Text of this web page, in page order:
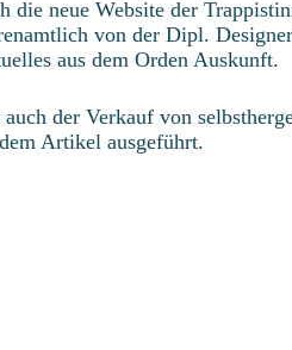
die neue Website der
von der Dipl.
aus dem Orden Auskunft.
der Verkauf von
Artikel ausgeführt.